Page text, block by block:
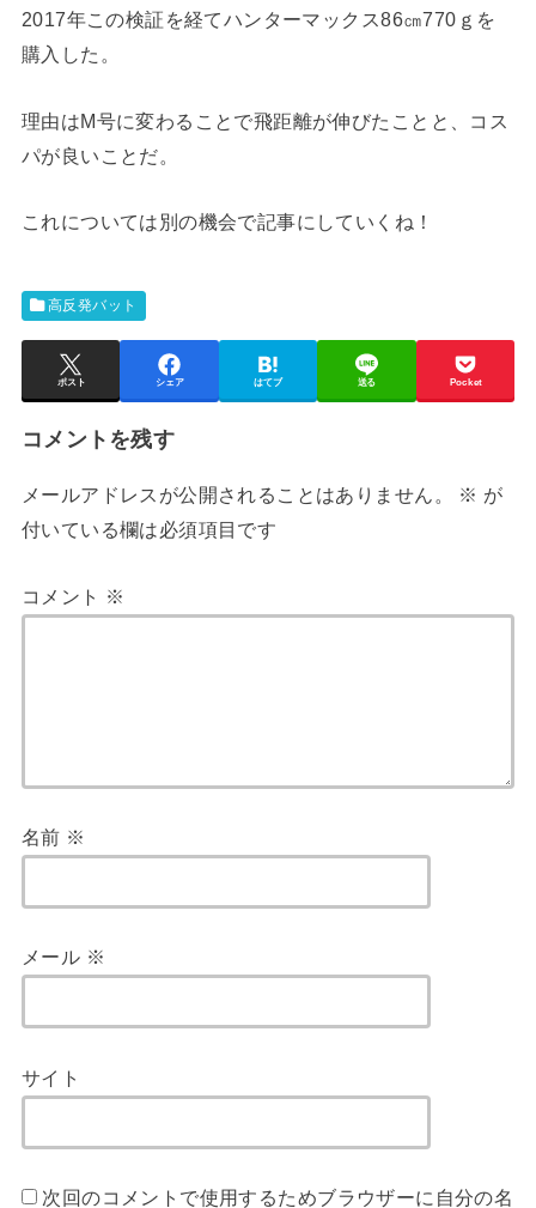
2017年この検証を経てハンターマックス86㎝770ｇを
購入した。
理由はM号に変わることで飛距離が伸びたことと、コス
パが良いことだ。
これについては別の機会で記事にしていくね！
高反発バット
ポスト シェア はてブ 送る Pocket
コメントを残す
メールアドレスが公開されることはありません。 ※ が
付いている欄は必須項目です
コメント ※
名前 ※
メール ※
サイト
次回のコメントで使用するためブラウザーに自分の名